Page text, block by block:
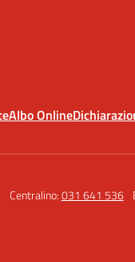
Albo Online
Centralino:031 641 536